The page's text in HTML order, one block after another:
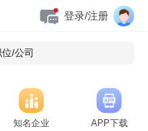
登录/注册
/公司
知名企业 APP下载
人员1人公告
员22人公告